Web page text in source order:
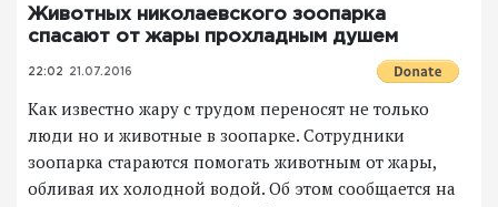
Животных николаевского зоопарка
спасают от жары прохладным душем
22:02 21.07.2016
Как известно жару с трудом переносят не только
люди но и животные в зоопарке. Сотрудники
зоопарка стараются помогать животным от жары,
обливая их холодной водой. Об этом сообщается на